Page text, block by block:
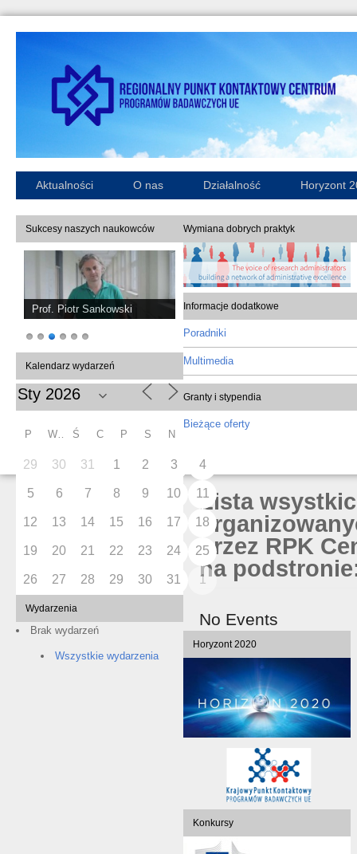
Aktualności O nas Działalność Horyzont
Sukcesy naszych naukowców
Prof. Piotr Sankowski
Kalendarz wydarzeń
P Ś C P S N
29 30 31 1 2 3 4
5 6 7 8 9 10 11
12 13 14 15 16 17 18
19 20 21 22 23 24 25
26 27 28 29 30 31 1
Wydarzenia
Brak wydarzeń
Wszystkie wydarzenia
Wymiana dobrych praktyk
Informacje dodatkowe
Poradniki
Multimedia
Granty i stypendia
Bieżące oferty
Lista
przez RPK
na
No Events
Horyzont 2020
Konkursy